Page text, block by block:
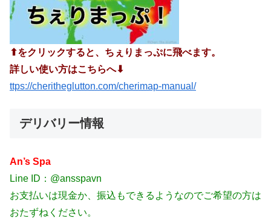
⬆︎をクリックすると、ちぇりまっぷに飛べます。
詳しい使い方はこちらへ⬇︎
ttps://cheritheglutton.com/cherimap-manual/
デリバリー情報
An’s Spa
Line ID：@ansspavn
お支払いは現金か、振込もできるようなのでご希望の方は
おたずねください。